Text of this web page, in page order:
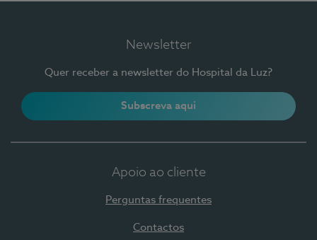
Newsletter
Quer receber a newsletter do Hospital da Luz?
Subscreva aqui
Apoio ao cliente
Perguntas frequentes
Contactos